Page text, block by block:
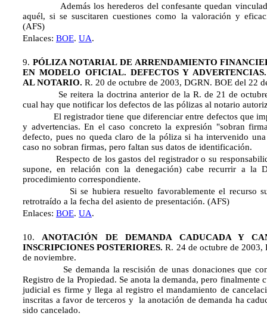
Además los herederos del confesante quedan
aquél, si se suscitaren cuestiones como la valoración y
(AFS)
Enlaces: BOE. UA.
9. PÓLIZA NOTARIAL DE ARRENDAMIENTO
EN MODELO OFICIAL. DEFECTOS Y
AL NOTARIO. R. 20 de octubre de 2003, DGRN. BOE del 22
Se reitera la doctrina anterior de la R. de 21 de octubre
cual hay que notificar los defectos de las pólizas al notario
El registrador tiene que diferenciar entre defectos que
y advertencias. En el caso concreto la expresión "sobran
defecto, pues no queda claro de la póliza si ha intervenido
caso no sobran firmas, pero faltan sus datos de identificación.
Respecto de los gastos del registrador o su
supone, en relación con la denegación) cabe recurrir a la
procedimiento correspondiente.
Si se hubiera resuelto favorablemente el recurso sus
retrotraído a la fecha del asiento de presentación. (AFS)
Enlaces: BOE. UA.
10.ANOTACIÓN DE DEMANDA CADUCADA Y
INSCRIPCIONES POSTERIORES.R. 24 de octubre de
de noviembre.
Se demanda la rescisión de unas donaciones que
Registro de la Propiedad. Se anota la demanda, pero finalmente
judicial es firme y llega al registro el mandamiento de
inscritas a favor de terceros y la anotación de demanda ha
sido cancelado.